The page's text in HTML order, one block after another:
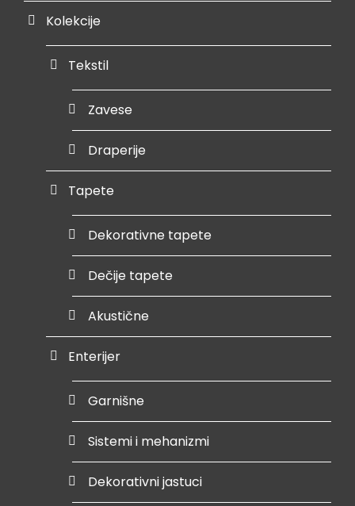
Kolekcije
Tekstil
Zavese
Draperije
Tapete
Dekorativne tapete
Dečije tapete
Akustične
Enterijer
Garnišne
Sistemi i mehanizmi
Dekorativni jastuci